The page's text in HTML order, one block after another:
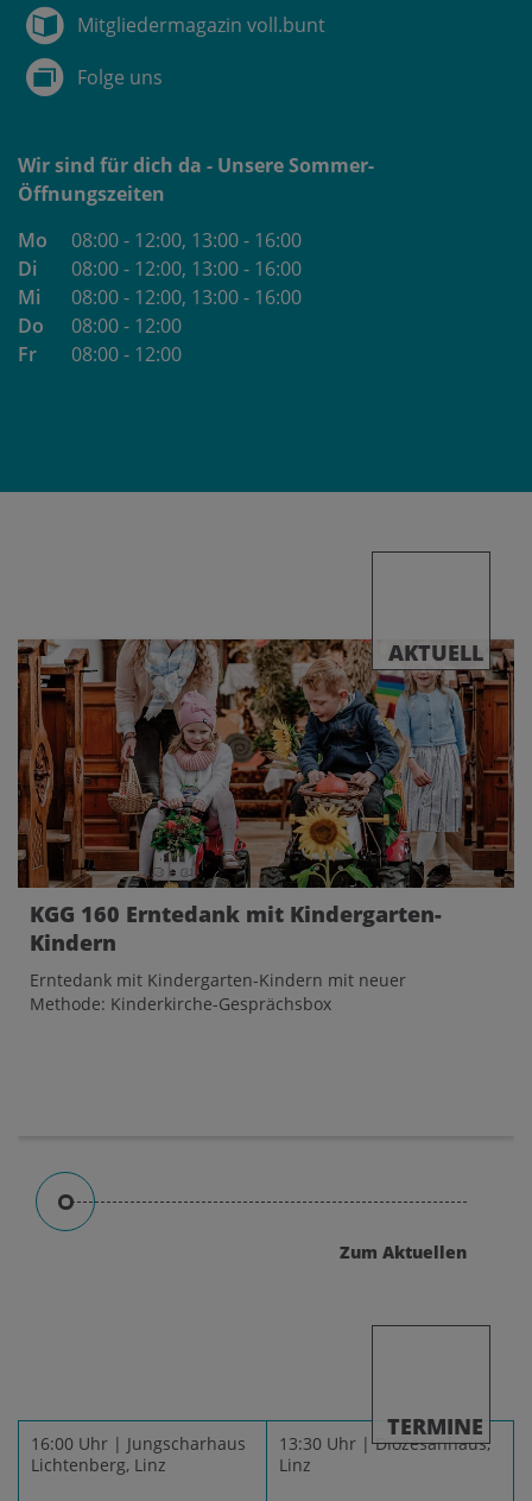
Mitgliedermagazin voll.bunt
Folge uns
Wir sind für dich da - Unsere Sommer-
Öffnungszeiten
Mo
08:00 - 12:00, 13:00 - 16:00
Di
08:00 - 12:00, 13:00 - 16:00
Mi
08:00 - 12:00, 13:00 - 16:00
Do
08:00 - 12:00
Fr
08:00 - 12:00
AKTUELL
KGG 160 Erntedank mit Kindergarten-
Kindern
Erntedank mit Kindergarten-Kindern mit neuer
Methode: Kinderkirche-Gesprächsbox
Zum Aktuellen
TERMINE
16:00 Uhr | Jungscharhaus
Lichtenberg, Linz
13:30 Uhr | Diözesanhaus,
Linz